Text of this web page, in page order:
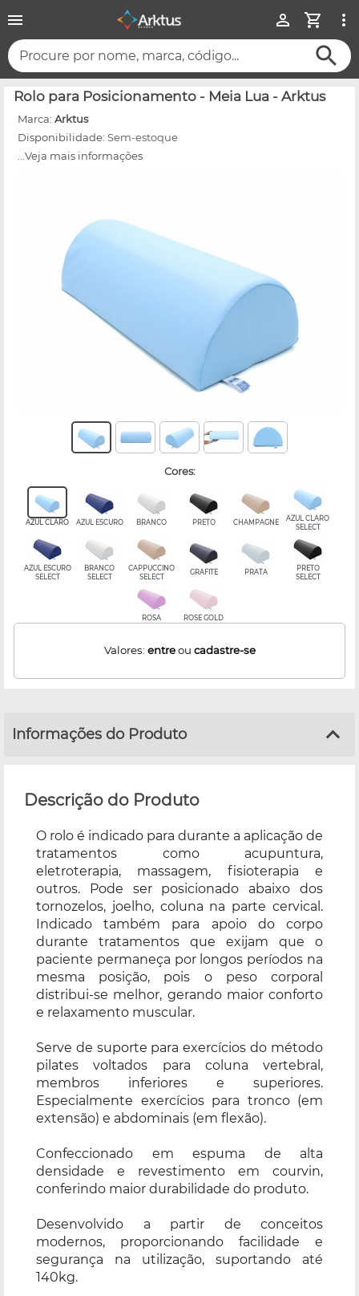
Procure por nome, marca, código...
Rolo para Posicionamento - Meia Lua - Arktus
Marca: Arktus
Disponibilidade: Sem-estoque
...Veja mais informações
cores:
AZUL CLARO AZUL ESCURO BRANCO PRETO CHAMPAGNE
AZUL CLARO
SELECT
AZUL ESCURO
SELECT
BRANCO
SELECT
CAPPUCCINO
SELECT
GRAFITE PRATA
PRETO
SELECT
ROSA ROSE GOLD
Valores: entreou cadastre-se
Informações do Produto
Descrição do Produto
O rolo é indicado para durante a aplicação de
tratamentos como acupuntura,
eletroterapia, massagem, fisioterapia e
outros. Pode ser posicionado abaixo dos
tornozelos, joelho, coluna na parte cervical.
Indicado também para apoio do corpo
durante tratamentos que exijam que o
paciente permaneça por longos períodos na
mesma posição, pois o peso corporal
distribui-se melhor, gerando maior conforto
e relaxamento muscular.
Serve de suporte para exercícios do método
pilates voltados para coluna vertebral,
membros inferiores e superiores.
Especialmente exercícios para tronco (em
extensão) e abdominais (em flexão).
Confeccionado em espuma de alta
densidade e revestimento em courvin,
conferindo maior durabilidade do produto.
Desenvolvido a partir de conceitos
modernos, proporcionando facilidade e
segurança na utilização, suportando até
140kg.